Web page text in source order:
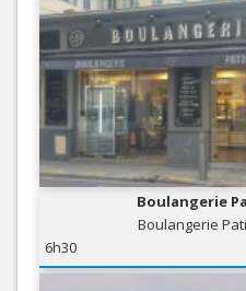
Boulangerie
Boulangerie
6h30